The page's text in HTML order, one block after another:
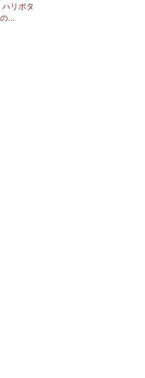
リポタ
...